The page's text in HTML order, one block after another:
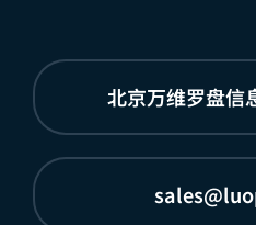
北京万维罗盘信